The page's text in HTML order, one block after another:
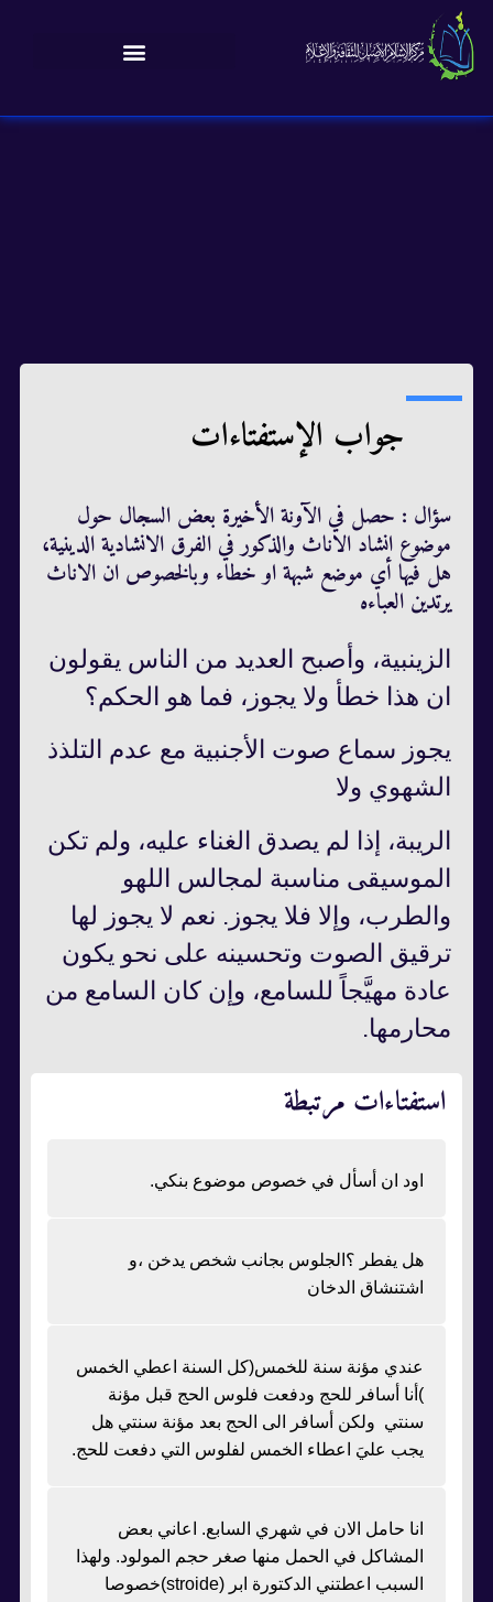
جواب الإستفتاءات
سؤال : حصل في الآونة الأخيرة بعض السجال حول
موضوع انشاد الاناث والذكور في الفرق الانشادية الدينية،
هل فيها أي موضع شبهة او خطاء وبالخصوص ان الاناث
يرتدين العباءه
الزينبية، وأصبح العديد من الناس يقولون
ان هذا خطأ ولا يجوز، فما هو الحكم؟
يجوز سماع صوت الأجنبية مع عدم التلذذ
الشهوي ولا
الريبة، إذا لم يصدق الغناء عليه، ولم تكن
الموسيقى مناسبة لمجالس اللهو
والطرب، وإلا فلا يجوز. نعم لا يجوز لها
ترقيق الصوت وتحسينه على نحو يكون
عادة مهيَّجاً للسامع، وإن كان السامع من
محارمها.
استفتاءات مرتبطة
اود ان أسأل في خصوص موضوع بنكي.
هل يفطر ؟الجلوس بجانب شخص يدخن ،و
اشتنشاق الدخان
عندي مؤنة سنة للخمس(كل السنة اعطي الخمس
)أنا أسافر للحج ودفعت فلوس الحج قبل مؤنة
سنتي ولكن أسافر الى الحج بعد مؤنة سنتي هل
يجب عليَ اعطاء الخمس لفلوس التي دفعت للحج.
انا حامل الان في شهري السابع. اعاني بعض
المشاكل في الحمل منها صغر حجم المولود. ولهذا
السبب اعطتني الدكتورة ابر (stroide)خصوصا